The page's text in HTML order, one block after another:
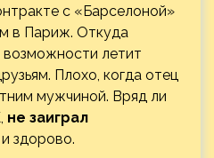
с «Барселоной»
в Париж. Откуда
летит
Плохо, когда отец
мужчиной. Вряд ли
не заиграл
и здорово.